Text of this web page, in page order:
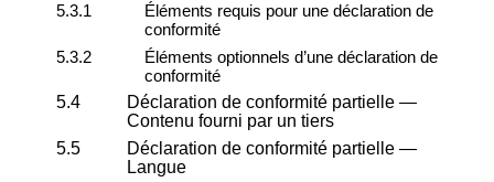
5.3.1
Éléments requis pour une déclaration de
conformité
5.3.2
Éléments optionnels d’une déclaration de
conformité
5.4
Déclaration de conformité partielle —
Contenu fourni par un tiers
5.5
Déclaration de conformité partielle —
Langue